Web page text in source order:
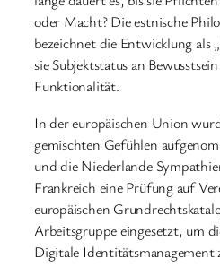
oder Macht? Die estnische
bezeichnet die Entwicklung als
sie Subjektstatus an
Funktionalität.
In der europäischen Union
gemischten Gefühlen
und die Niederlande
Frankreich eine Prüfung auf
europäischen
Arbeitsgruppe eingesetzt, um
Digitale Identitätsmanagement